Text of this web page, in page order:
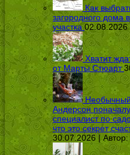
Как
загородного дома
участка 02.08.2026
Хватит
от Марты Стюарт
Андерсон
специалист по
что это секрет
30.07.2026 | Автор: